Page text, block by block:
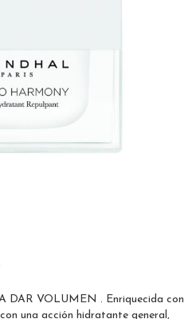
DAR VOLUMEN . Enriquecida con
una acción hidratante general,